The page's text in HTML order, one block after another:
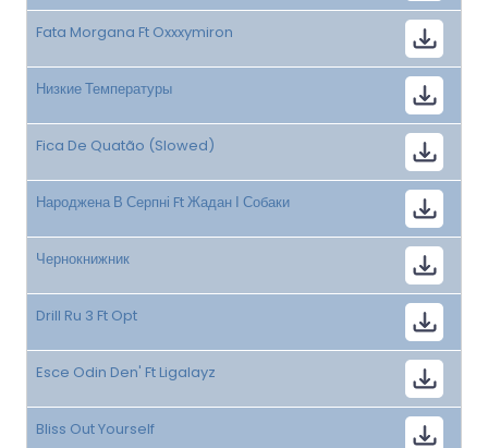
Fata Morgana Ft Oxxxymiron
Низкие Температуры
Fica De Quatão (Slowed)
Народжена В Серпні Ft Жадан І Собаки
Чернокнижник
Drill Ru 3 Ft Opt
Esce Odin Den' Ft Ligalayz
Bliss Out Yourself